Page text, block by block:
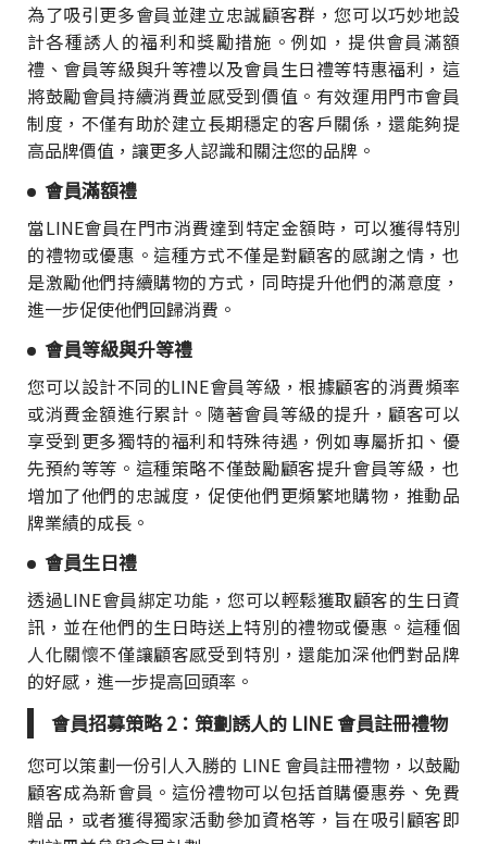
為了吸引更多會員並建立忠誠顧客群，您可以巧妙地設
計各種誘人的福利和獎勵措施。例如，提供會員滿額
禮、會員等級與升等禮以及會員生日禮等特惠福利，這
將鼓勵會員持續消費並感受到價值。有效運用門市會員
制度，不僅有助於建立長期穩定的客戶關係，還能夠提
高品牌價值，讓更多人認識和關注您的品牌。
會員滿額禮
當LINE會員在門市消費達到特定金額時，可以獲得特別
的禮物或優惠。這種方式不僅是對顧客的感謝之情，也
是激勵他們持續購物的方式，同時提升他們的滿意度，
進一步促使他們回歸消費。
會員等級與升等禮
您可以設計不同的LINE會員等級，根據顧客的消費頻率
或消費金額進行累計。隨著會員等級的提升，顧客可以
享受到更多獨特的福利和特殊待遇，例如專屬折扣、優
先預約等等。這種策略不僅鼓勵顧客提升會員等級，也
增加了他們的忠誠度，促使他們更頻繁地購物，推動品
牌業績的成長。
會員生日禮
透過LINE會員綁定功能，您可以輕鬆獲取顧客的生日資
訊，並在他們的生日時送上特別的禮物或優惠。這種個
人化關懷不僅讓顧客感受到特別，還能加深他們對品牌
的好感，進一步提高回頭率。
會員招募策略 2：策劃誘人的 LINE 會員註冊禮物
您可以策劃一份引人入勝的 LINE 會員註冊禮物，以鼓勵
顧客成為新會員。這份禮物可以包括首購優惠券、免費
贈品，或者獲得獨家活動參加資格等，旨在吸引顧客即